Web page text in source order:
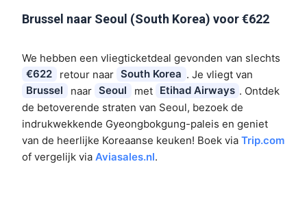
Brussel naar Seoul (South Korea) voor €622
We hebben een vliegticketdeal gevonden van slechts
€622
retour naar South Korea . Je vliegt van
Brussel
naar Seoul met Etihad Airways . Ontdek
de betoverende straten van Seoul, bezoek de
indrukwekkende Gyeongbokgung-paleis en geniet
van de heerlijke Koreaanse keuken! Boek via Trip.com
of vergelijk via Aviasales.nl.